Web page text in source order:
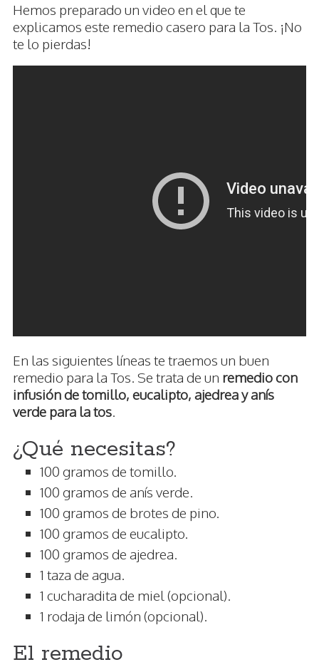
Hemos preparado un video en el que te
explicamos este remedio casero para la Tos. ¡No
te lo pierdas!
En las siguientes líneas te traemos un buen
remedio para la Tos. Se trata de un remedio con
infusión de tomillo, eucalipto, ajedrea y anís
verde para la tos.
¿Qué necesitas?
100 gramos de tomillo.
100 gramos de anís verde.
100 gramos de brotes de pino.
100 gramos de eucalipto.
100 gramos de ajedrea.
1 taza de agua.
1 cucharadita de miel (opcional).
1 rodaja de limón (opcional).
El remedio